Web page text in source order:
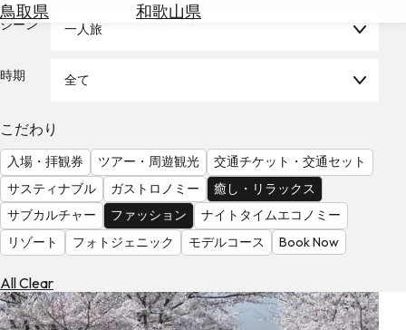
鳥取県
和歌山県
を
る
気
を
見
る
シーン 一人旅
時期 全て
こだわり
入場・拝観券 ツアー・周遊観光
交通チケット・交通セット
サスティナブル
ガストロノミー
癒し・リラックス
サブカルチャー
ファッション
ナイトタイムエコノミー
リゾート
フォトジェニック モデルコース Book Now
All Clear